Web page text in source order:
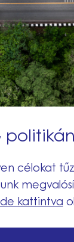
célokat
kattintva